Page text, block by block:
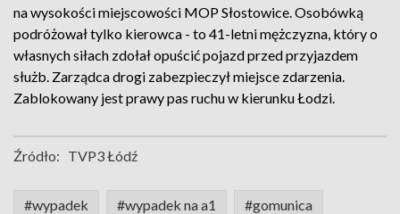
na wysokości miejscowości MOP Słostowice. Osobówką
podróżował tylko kierowca - to 41-letni mężczyzna, który o
własnych siłach zdołał opuścić pojazd przed przyjazdem
służb. Zarządca drogi zabezpieczył miejsce zdarzenia.
Zablokowany jest prawy pas ruchu w kierunku Łodzi.
Źródło: TVP3 Łódź
#wypadek #wypadek na a1 #gomunica